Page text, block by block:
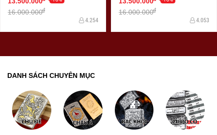
16.000.000đ
4.254
16.000.000đ
4.053
DANH SÁCH CHUYÊN MỤC